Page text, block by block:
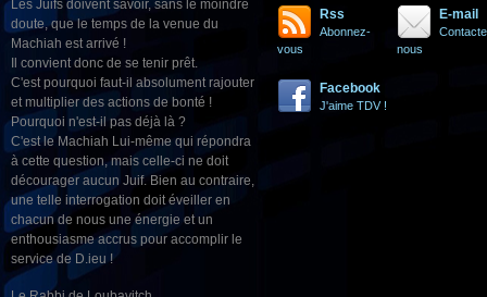
Les Juifs doivent savoir, sans le moindre
doute, que le temps de la venue du
Machiah est arrivé !
Il convient donc de se tenir prêt.
C'est pourquoi faut-il absolument rajouter
et multiplier des actions de bonté !
Pourquoi n'est-il pas déjà là ?
C'est le Machiah Lui-même qui répondra
à cette question, mais celle-ci ne doit
décourager aucun Juif. Bien au contraire,
une telle interrogation doit éveiller en
chacun de nous une énergie et un
enthousiasme accrus pour accomplir le
service de D.ieu !
Rss
Abonnez-
vous
E-mail
nous
Facebook
J'aime TDV !